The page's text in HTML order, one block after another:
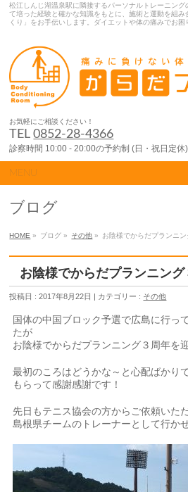
松江しんじ湖温泉駅に隣接するパーソナルトレーニング
て培った経験と確かな知識をもとに、施術と運動を組
くり」をお手伝いします。ダイエットや体の痛みでお困
お気軽にご相談ください！
TEL0852-28-4366
診察時間 10:00 - 20:00の予約制 (日・祝日定休)
MENU
ブログ
HOME » ブログ » その他 » お陰様でからだプランニン
お陰様でからだプランニング
投稿日 : 2017年8月22日 | カテゴリー : その他
国体の中国ブロック予選で広島に行っ
たが
お陰様でからだプランニング３周年を
最初のころはどうかな～と心配ばかり
もらって感謝感謝です！
先日もテニス協会の方からご依頼いた
島根県チームのトレーナーとして行か